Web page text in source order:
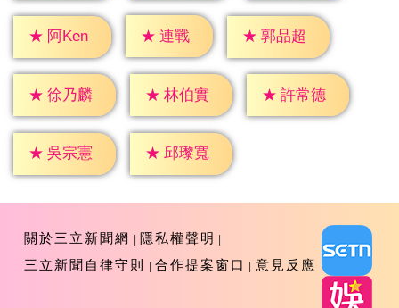
★ 阿Ken ★ 連戰 ★ 郭品超
★ 徐乃麟 ★ 林伯實 ★ 許常德
★ 吳宗憲 ★ 邱瓈寬
關於三立新聞網
隱私權聲明
三立新聞自律守則
合作提案窗口 意見反應